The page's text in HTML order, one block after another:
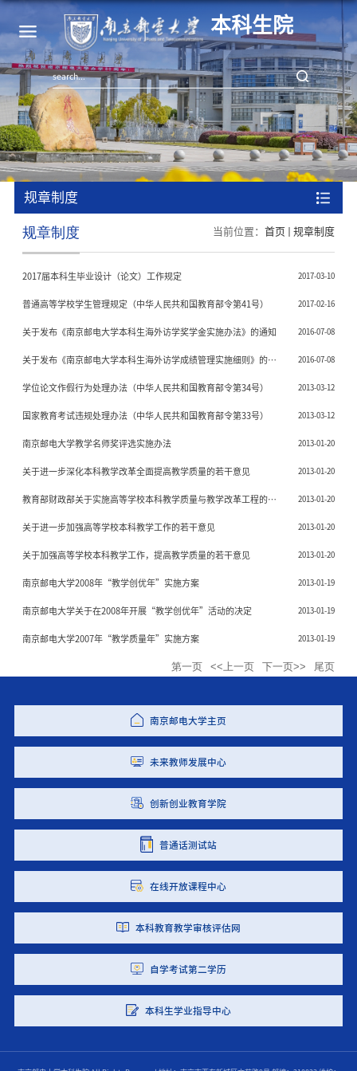
本科生院
规章制度
当前位置：首页 规章制度
规章制度
2017届本科生毕业设计（论文）工作规定 2017-03-10
普通高等学校学生管理规定（中华人民共和国教育部令第41号） 2017-02-16
关于发布《南京邮电大学本科生海外访学奖学金实施办法》的通知 2016-07-08
关于发布《南京邮电大学本科生海外访学成绩管理实施细则》的通 2016-07-08
学位论文作假行为处理办法（中华人民共和国教育部令第34号） 2013-03-12
国家教育考试违规处理办法（中华人民共和国教育部令第33号） 2013-03-12
南京邮电大学教学名师奖评选实施办法 2013-01-20
关于进一步深化本科教学改革全面提高教学质量的若干意见 2013-01-20
教育部财政部关于实施高等学校本科教学质量与教学改革工程的意 2013-01-20
关于进一步加强高等学校本科教学工作的若干意见 2013-01-20
关于加强高等学校本科教学工作，提高教学质量的若干意见 2013-01-20
南京邮电大学2008年“教学创优年”实施方案 2013-01-19
南京邮电大学关于在2008年开展“教学创优年”活动的决定 2013-01-19
南京邮电大学2007年“教学质量年”实施方案 2013-01-19
第一页 <<上一页 下一页>> 尾页
南京邮电大学主页
未来教师发展中心
创新创业教育学院
普通话测试站
在线开放课程中心
本科教育教学审核评估网
自学考试第二学历
本科生学业指导中心